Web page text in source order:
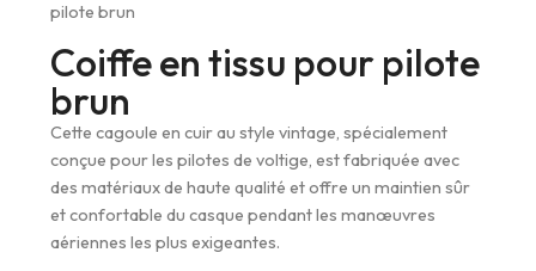
pilote brun
Coiffe en tissu pour pilote
brun
Cette cagoule en cuir au style vintage, spécialement
conçue pour les pilotes de voltige, est fabriquée avec
des matériaux de haute qualité et offre un maintien sûr
et confortable du casque pendant les manœuvres
aériennes les plus exigeantes.